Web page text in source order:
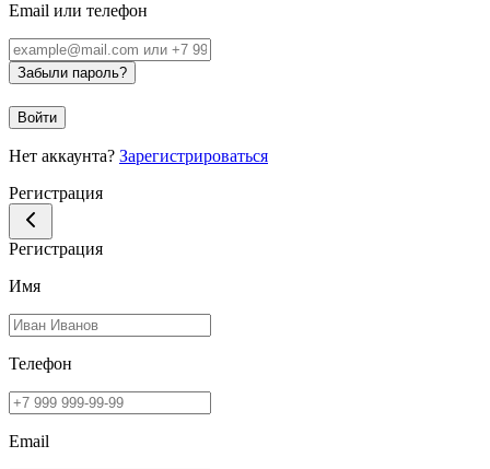
Email или телефон
Забыли пароль?
Войти
Нет аккаунта? Зарегистрироваться
Регистрация
Регистрация
Имя
Телефон
Email